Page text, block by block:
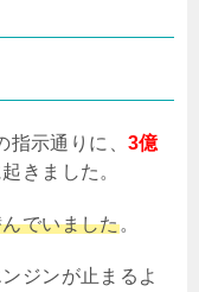
指示通りに、3億
きました。
でいました。
ジンが止まるよ